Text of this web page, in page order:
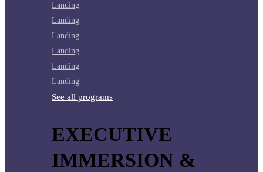
Landing
Landing
Landing
Landing
Landing
Landing
See all programs
EXECUTIVE
IMMERSION &